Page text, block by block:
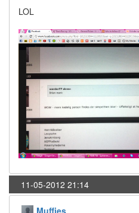
LOL
11-05-2012 21:14